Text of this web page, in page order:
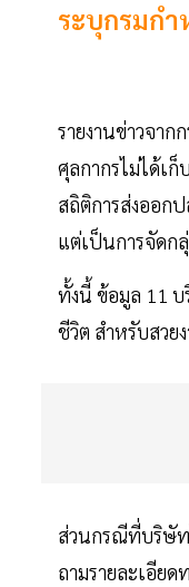
ระบุกรมก
รายงานข่าวจา
ศุลกากรไม่ได้เ
สถิติการส่งออก
แต่เป็นการจัดก
ทั้งนี้ ข้อมูล 11
ชีวิต สำหรับสวย
ส่วนกรณีที่บริษัท
ถามรายละเอีย